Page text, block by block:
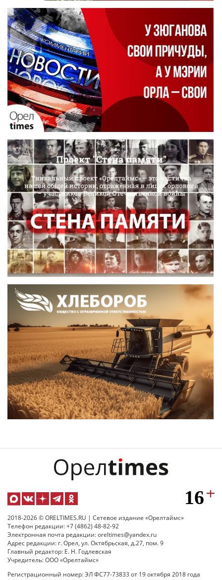
2018-2026 © ORELTIMES.RU | Сетевое издание «Орелтаймс»
Телефон редакции: +7 (4862) 48-82-92
Электронная почта редакции: oreltimes@yandex.ru
Адрес редакции: г. Орел, ул. Октябрьская, д.27, пом. 9
Главный редактор: Е. Н. Годлевская
Учредитель: ООО «Орелтаймс»
Регистрационный номер: ЭЛ ФС77-73833 от 19 октября 2018 года